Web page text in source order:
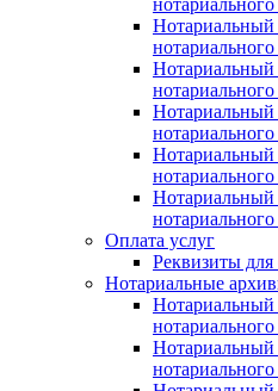
Нотариальный
нотариального
Нотариальный
нотариального
Нотариальный
нотариального
Нотариальный
нотариального
Нотариальный
нотариального
Оплата услуг
Реквизиты
Нотариальные
Нотариальный
нотариального
Нотариальный
нотариального